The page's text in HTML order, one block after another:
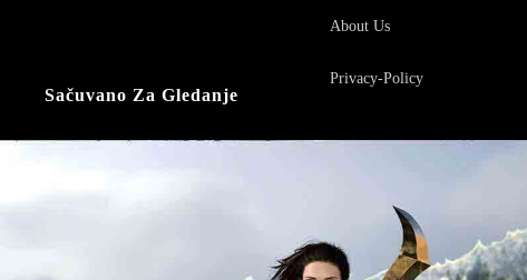
Sačuvano Za Gledanje
About Us
Privacy-Policy